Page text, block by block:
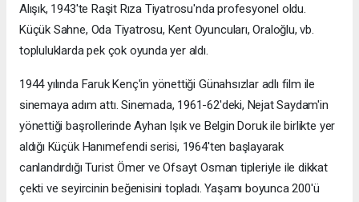
Alışık, 1943'te Raşit Rıza Tiyatrosu'nda profesyonel oldu.
Küçük Sahne, Oda Tiyatrosu, Kent Oyuncuları, Oraloğlu, vb.
topluluklarda pek çok oyunda yer aldı.
1944 yılında Faruk Kenç'in yönettiği Günahsızlar adlı film ile
sinemaya adım attı. Sinemada, 1961-62'deki, Nejat Saydam'in
yönettiği başrollerinde Ayhan Işık ve Belgin Doruk ile birlikte yer
aldığı Küçük Hanımefendi serisi, 1964'ten başlayarak
canlandırdığı Turist Ömer ve Ofsayt Osman tipleriyle ile dikkat
çekti ve seyircinin beğenisini topladı. Yaşamı boyunca 200'ü